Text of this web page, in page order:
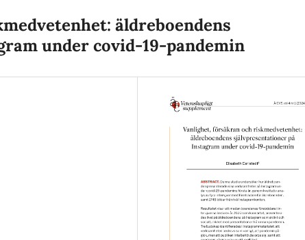
äldreboendens
under covid-19-pandemin